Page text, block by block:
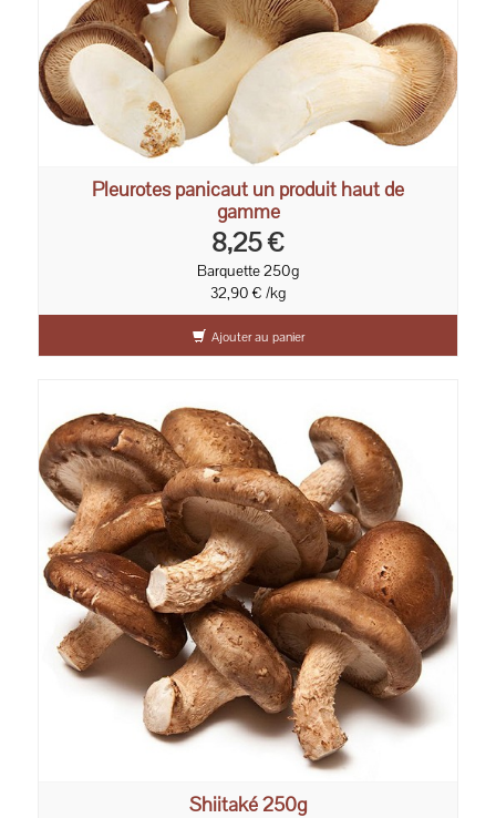
Pleurotes panicaut un produit haut de
gamme
8,25 €
Barquette 250g
32,90 € /kg
Ajouter au panier
Shiitaké 250g